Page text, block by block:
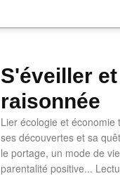
S'éveiller
raisonnée
Lier écologie et
ses découvertes et sa
le portage, un mode de
parentalité positive...